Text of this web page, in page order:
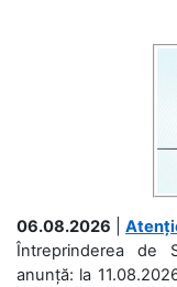
06.08.2026
Întreprinderea de
anunță: la